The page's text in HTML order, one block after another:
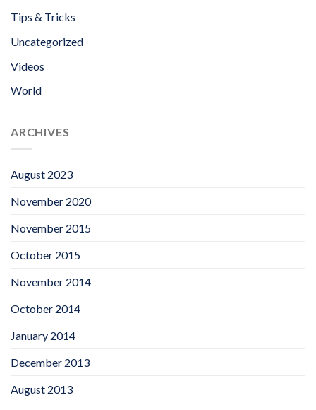
Tips & Tricks
Uncategorized
Videos
World
ARCHIVES
August 2023
November 2020
November 2015
October 2015
November 2014
October 2014
January 2014
December 2013
August 2013